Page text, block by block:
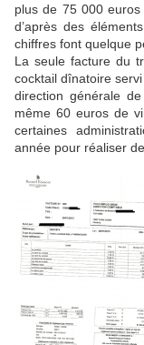
plus de 75 000
d’après des
chiffres font quelque
La seule facture du
cocktail dînatoire
direction générale
même 60 euros de
certaines
année pour réaliser